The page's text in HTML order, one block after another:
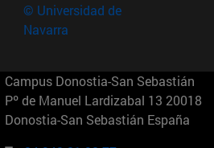
© Universidad de
Navarra
Campus Donostia-San Sebastián
Pº de Manuel Lardizabal 13 20018
Donostia-San Sebastián España